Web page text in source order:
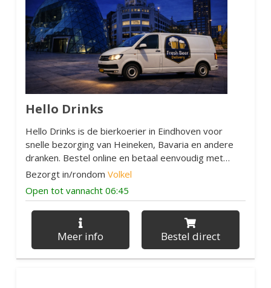
Hello Drinks
Hello Drinks is de bierkoerier in Eindhoven voor
snelle bezorging van Heineken, Bavaria en andere
dranken. Bestel online en betaal eenvoudig met
iDEAL.
Bezorgt in/rondomVolkel
Open tot vannacht 06:45
Meer info Bestel direct